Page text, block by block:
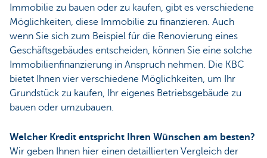
Immobilie zu bauen oder zu kaufen, gibt es verschiedene
Möglichkeiten, diese Immobilie zu finanzieren. Auch
wenn Sie sich zum Beispiel für die Renovierung eines
Geschäftsgebäudes entscheiden, können Sie eine solche
Immobilienfinanzierung in Anspruch nehmen. Die KBC
bietet Ihnen vier verschiedene Möglichkeiten, um Ihr
Grundstück zu kaufen, Ihr eigenes Betriebsgebäude zu
bauen oder umzubauen.
Welcher Kredit entspricht Ihren Wünschen am besten?
Wir geben Ihnen hier einen detaillierten Vergleich der